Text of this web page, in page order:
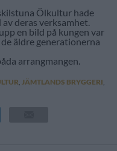
Ölkultur hade
deras verksamhet.
en bild på kungen var
äldre generationerna
arrangmangen.
, JÄMTLANDS BRYGGERI,